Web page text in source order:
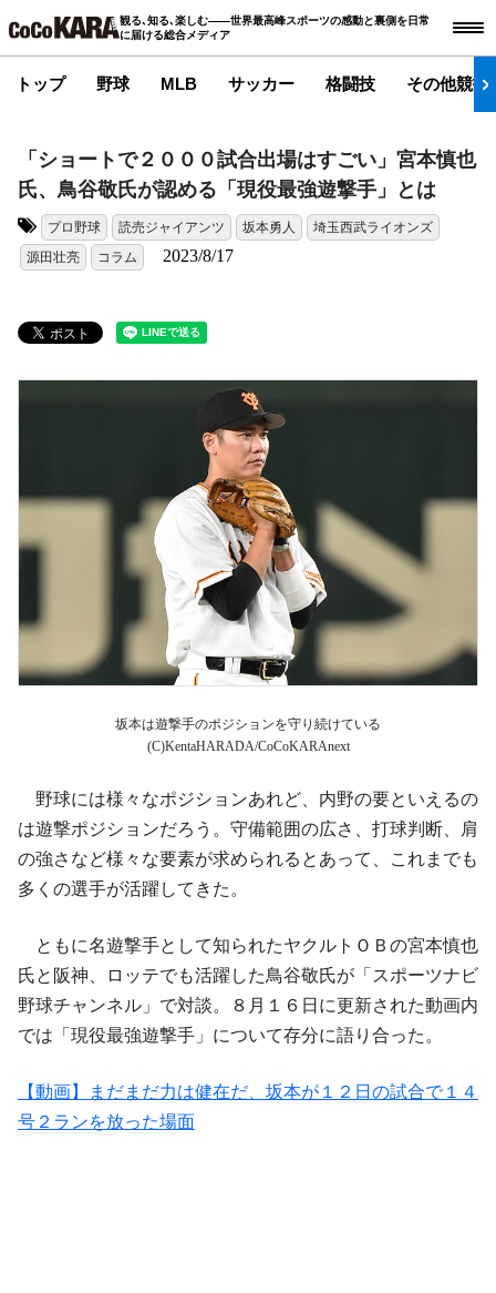
観る､知る､楽しむ――世界最高峰スポーツの感動と裏側を日常
に届ける総合メディア
トップ 野球 MLB サッカー 格闘技 その他競技
「ショートで２０００試合出場はすごい」宮本慎也
氏、鳥谷敬氏が認める「現役最強遊撃手」とは
プロ野球 読売ジャイアンツ 坂本勇人
埼玉西武ライオンズ
源田壮亮
コラム 2023/8/17
坂本は遊撃手のポジションを守り続けている
(C)KentaHARADA/CoCoKARAnext
野球には様々なポジションあれど、内野の要といえるの
は遊撃ポジションだろう。守備範囲の広さ、打球判断、肩
の強さなど様々な要素が求められるとあって、これまでも
多くの選手が活躍してきた。
ともに名遊撃手として知られたヤクルトＯＢの宮本慎也
氏と阪神、ロッテでも活躍した鳥谷敬氏が「スポーツナビ
野球チャンネル」で対談。８月１６日に更新された動画内
では「現役最強遊撃手」について存分に語り合った。
【動画】まだまだ力は健在だ、坂本が１２日の試合で１４
号２ランを放った場面